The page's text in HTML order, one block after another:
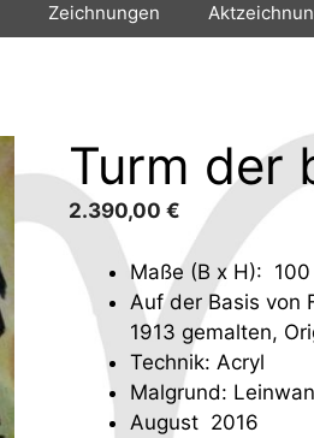
Zeichnungen
Turm der
2.390,00 €
Maße (B x H): 100
Auf der Basis von
1913 gemalten,
Technik: Acryl
Malgrund:
August 2016